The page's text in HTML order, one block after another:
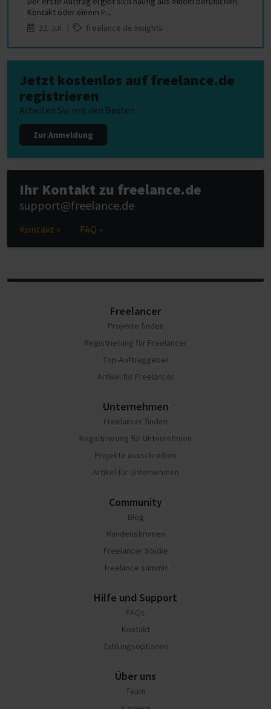
Kontakt oder einem P...
22. Jul |
freelance.de Insights
Jetzt kostenlos auf freelance.de
registrieren
Arbeiten Sie mit den Besten
Zur Anmeldung
Ihr Kontakt zu freelance.de
support@freelance.de
Kontakt » FAQ »
Freelancer
Projekte finden
Registrierung für Freelancer
Top-Auftraggeber
Artikel für Freelancer
Unternehmen
Freelancer finden
Registrierung für Unternehmen
Projekte ausschreiben
Artikel für Unternehmen
Community
Blog
Kundenstimmen
Freelancer Studie
freelance summit
Hilfe und Support
FAQs
Kontakt
Zahlungsoptionen
Über uns
Team